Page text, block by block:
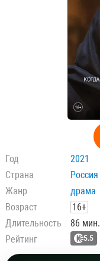
Год
2021
Страна
Россия
Жанр
драма
Возраст
16+
Длительность
86 мин.
Рейтинг
5.5